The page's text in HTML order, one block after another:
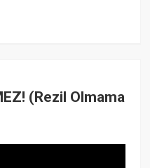
(Rezil Olmama